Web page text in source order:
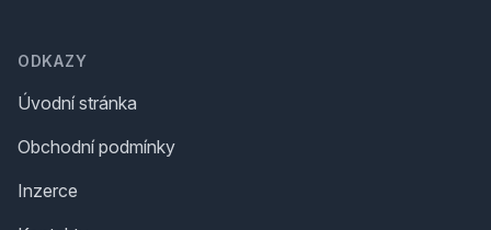
ODKAZY
Úvodní stránka
Obchodní podmínky
Inzerce